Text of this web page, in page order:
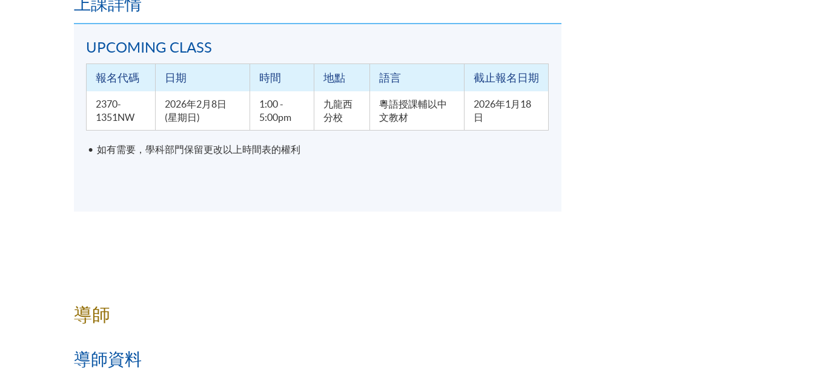
參加者修畢課程，上課出席率達70%以上，按香港大學體制，經香港大學專業進修學院獲准頒授出席證明書
教學語言
粵語或普通話授課，輔以中文教材
報名代碼 2370-1351NW
UPCOMING CLASS
報名代碼 日期 時間 地點 語言 截止報名日期
2370-
1351NW
2026年2月8日
(星期日)
1:00 -
5:00pm
九龍西
分校
粵語授課輔以中
文教材
2026年1月18
日
• 如有需要，學科部門保留更改以上時間表的權利
導師
導師資料